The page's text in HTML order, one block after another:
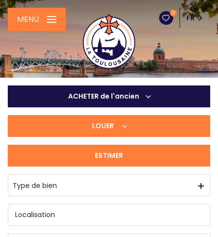
0
FR
MENU
ACHETER de l'ancien
LOUER
De l'immo pro
ESTIMER
Type de bien